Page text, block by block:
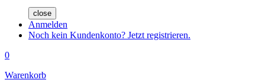
close
Anmelden
Noch kein Kundenkonto? Jetzt registrieren.
0
Warenkorb